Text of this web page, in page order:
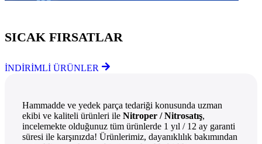
SICAK FIRSATLAR
İNDİRİMLİ ÜRÜNLER
Hammadde ve yedek parça tedariği konusunda uzman
ekibi ve kaliteli ürünleri ile Nitroper / Nitrosatış,
incelemekte olduğunuz tüm ürünlerde 1 yıl / 12 ay garanti
süresi ile karşınızda! Ürünlerimiz, dayanıklılık bakımından